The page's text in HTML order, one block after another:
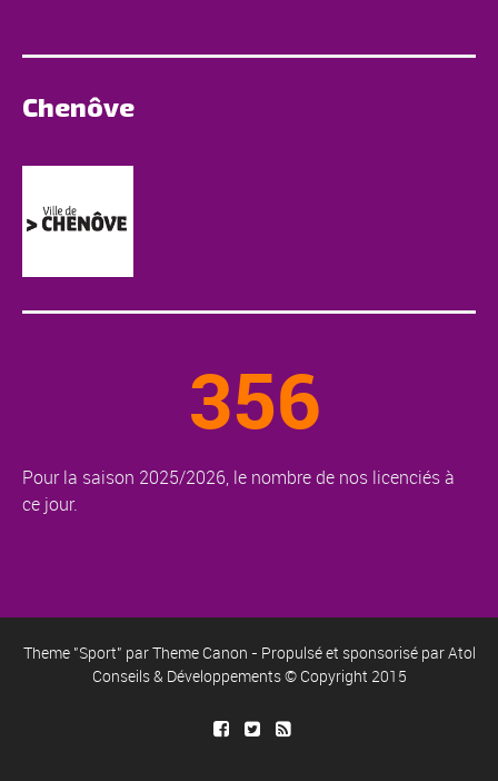
Chenôve
356
Pour la saison 2025/2026, le nombre de nos licenciés à
ce jour.
Theme "Sport" parTheme Canon - Propulsé et sponsorisé parAtol
Conseils & Développements© Copyright 2015